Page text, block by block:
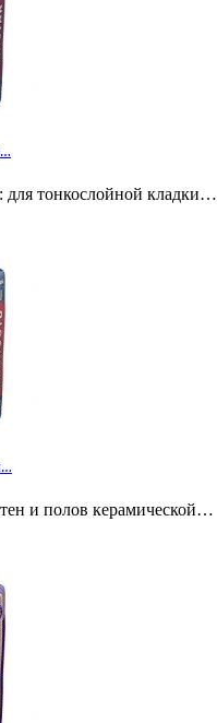
для тонкослойной кладки…
и полов керамической…